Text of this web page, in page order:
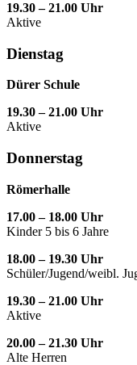
19.30 – 21.00 Uhr
Aktive
Dienstag
Dürer Schule
19.30 – 21.00 Uhr
Aktive
Donnerstag
Römerhalle
17.00 – 18.00 Uhr
Kinder 5 bis 6 Jahre
18.00 – 19.30 Uhr
Schüler/Jugend/weibl.
19.30 – 21.00 Uhr
Aktive
20.00 – 21.30 Uhr
Alte Herren